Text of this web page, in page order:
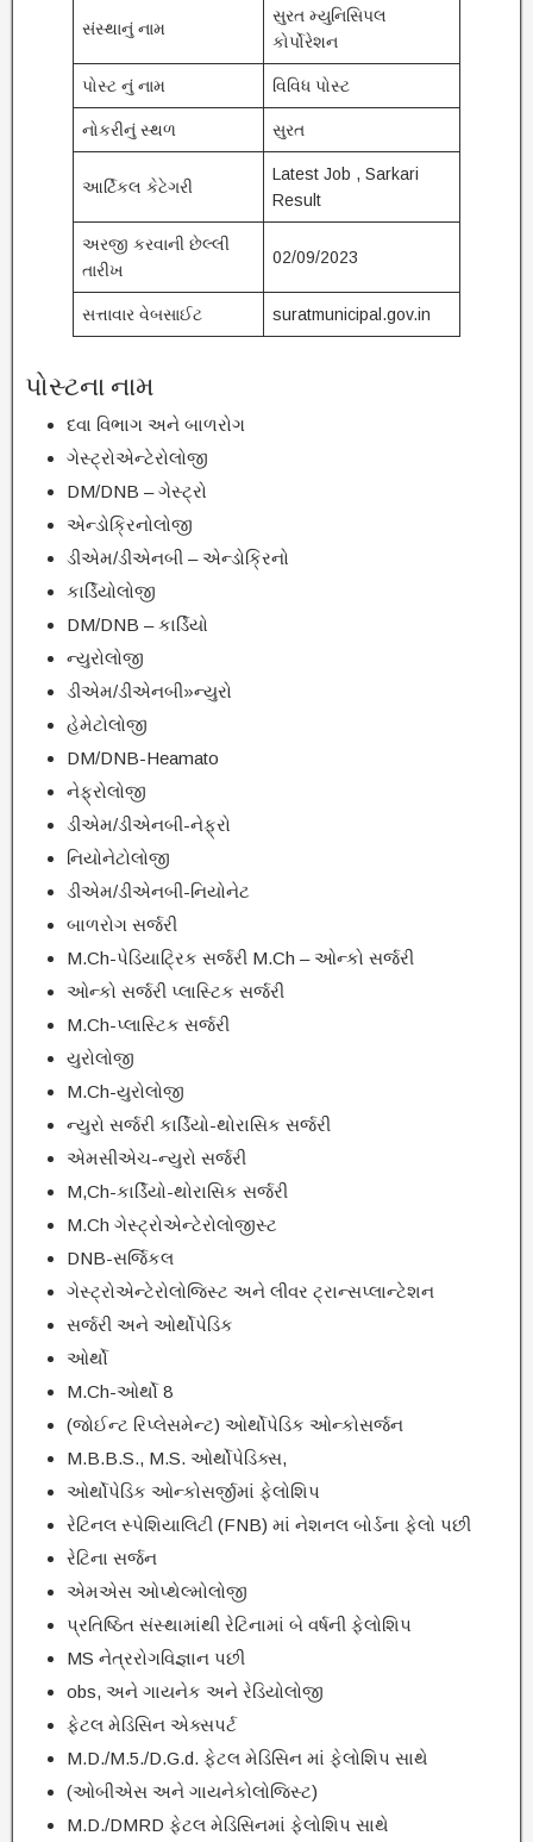
સંસ્થાનું નામ
સુરત મ્યુનિસિપલ
કોર્પોરેશન
પોસ્ટ નું નામ વિવિધ પોસ્ટ
નોકરીનું સ્થળ સુરત
આર્ટિકલ કેટેગરી
Latest Job , Sarkari
Result
અરજી કરવાની છેલ્લી
તારીખ
02/09/2023
સત્તાવાર વેબસાઈટ suratmunicipal.gov.in
પોસ્ટના નામ
દવા વિભાગ અને બાળરોગ
ગેસ્ટ્રોએન્ટેરોલોજી
DM/DNB – ગેસ્ટ્રો
એન્ડોક્રિનોલોજી
ડીએમ/ડીએનબી – એન્ડોક્રિનો
કાર્ડિયોલોજી
DM/DNB – કાર્ડિયો
ન્યુરોલોજી
ડીએમ/ડીએનબી»ન્યુરો
હેમેટોલોજી
DM/DNB-Heamato
નેફ્રોલોજી
ડીએમ/ડીએનબી-નેફ્રો
નિયોનેટોલોજી
ડીએમ/ડીએનબી-નિયોનેટ
બાળરોગ સર્જરી
M.Ch-પેડિયાટ્રિક સર્જરી M.Ch – ઓન્કો સર્જરી
ઓન્કો સર્જરી પ્લાસ્ટિક સર્જરી
M.Ch-પ્લાસ્ટિક સર્જરી
યુરોલોજી
M.Ch-યુરોલોજી
ન્યુરો સર્જરી કાર્ડિયો-થોરાસિક સર્જરી
એમસીએચ-ન્યુરો સર્જરી
M,Ch-કાર્ડિયો-થોરાસિક સર્જરી
M.Ch ગેસ્ટ્રોએન્ટેરોલોજીસ્ટ
DNB-સર્જિકલ
ગેસ્ટ્રોએન્ટેરોલોજિસ્ટ અને લીવર ટ્રાન્સપ્લાન્ટેશન
સર્જરી અને ઓર્થોપેડિક
ઓર્થો
M.Ch-ઓર્થો 8
(જોઈન્ટ રિપ્લેસમેન્ટ) ઓર્થોપેડિક ઓન્કોસર્જન
M.B.B.S., M.S. ઓર્થોપેડિક્સ,
ઓર્થોપેડિક ઓન્કોસર્જીમાં ફેલોશિપ
રેટિનલ સ્પેશિયાલિટી (FNB) માં નેશનલ બોર્ડના ફેલો પછી
રેટિના સર્જન
એમએસ ઓપ્થેલ્મોલોજી
પ્રતિષ્ઠિત સંસ્થામાંથી રેટિનામાં બે વર્ષની ફેલોશિપ
MS નેત્રરોગવિજ્ઞાન પછી
obs, અને ગાયનેક અને રેડિયોલોજી
ફેટલ મેડિસિન એક્સપર્ટ
M.D./M.5./D.G.d. ફેટલ મેડિસિન માં ફેલોશિપ સાથે
(ઓબીએસ અને ગાયનેકોલોજિસ્ટ)
M.D./DMRD ફેટલ મેડિસિનમાં ફેલોશિપ સાથે